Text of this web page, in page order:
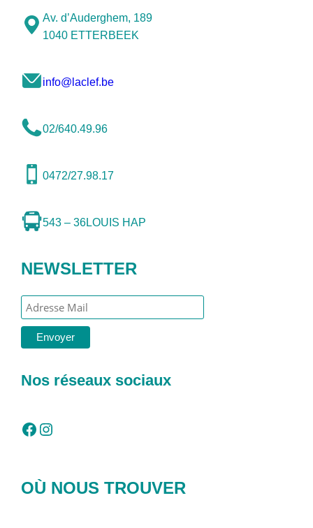
Av. d’Auderghem, 189
1040 ETTERBEEK
info@laclef.be
02/640.49.96
0472/27.98.17
543 – 36LOUIS HAP
NEWSLETTER
Nos réseaux sociaux
Facebook Instagram
OÙ NOUS TROUVER